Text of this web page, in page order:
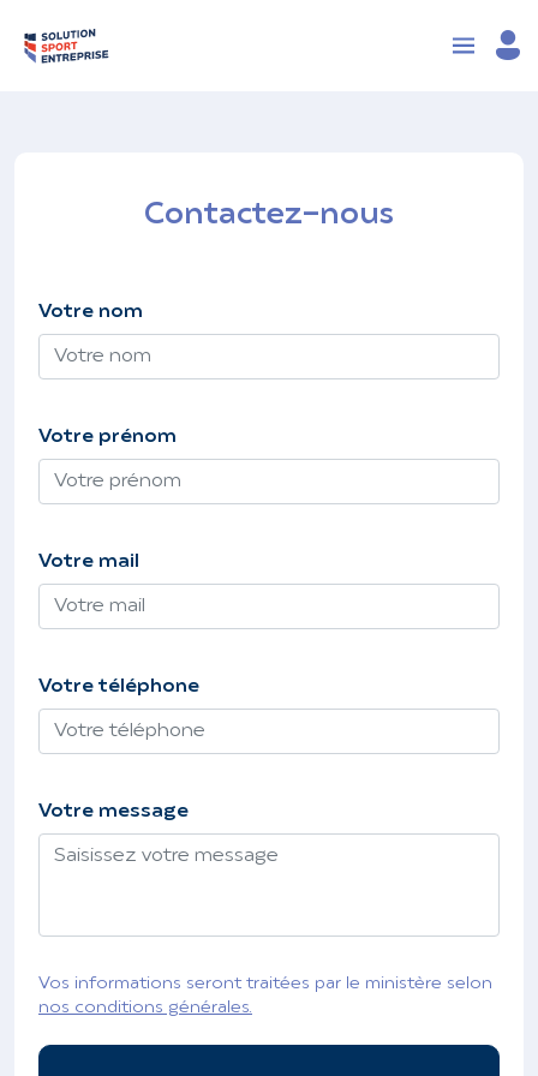
Contactez-nous
Votre nom
Votre prénom
Votre mail
Votre téléphone
Votre message
Vos informations seront traitées par le ministère selon
nos conditions générales.